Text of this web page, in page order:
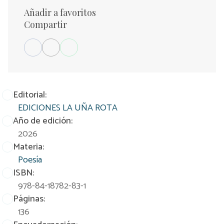
Editorial:
EDICIONES LA UÑA ROTA
Año de edición:
2026
Materia:
Poesía
ISBN:
978-84-18782-83-1
Páginas:
136
Añadir a favoritos
Compartir